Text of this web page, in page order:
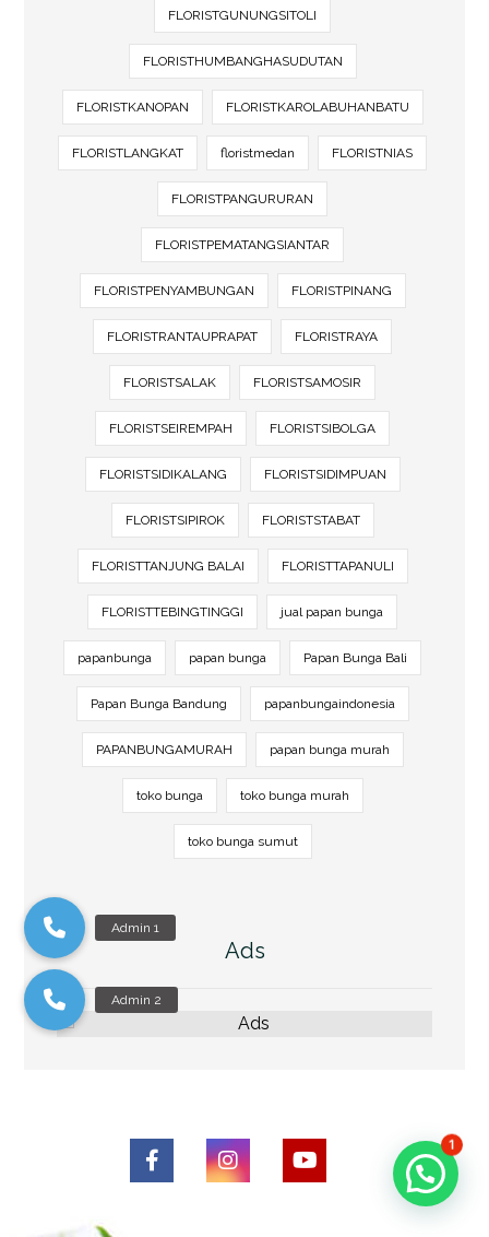
FLORISTGUNUNGSITOLI
FLORISTHUMBANGHASUDUTAN
FLORISTKANOPAN FLORISTKAROLABUHANBATU
FLORISTLANGKAT floristmedan FLORISTNIAS
FLORISTPANGURURAN
FLORISTPEMATANGSIANTAR
FLORISTPENYAMBUNGAN FLORISTPINANG
FLORISTRANTAUPRAPAT FLORISTRAYA
FLORISTSALAK FLORISTSAMOSIR
FLORISTSEIREMPAH FLORISTSIBOLGA
FLORISTSIDIKALANG FLORISTSIDIMPUAN
FLORISTSIPIROK FLORISTSTABAT
FLORISTTANJUNG BALAI FLORISTTAPANULI
FLORISTTEBINGTINGGI jual papan bunga
papanbunga papan bunga Papan Bunga Bali
Papan Bunga Bandung papanbungaindonesia
PAPANBUNGAMURAH papan bunga murah
toko bunga toko bunga murah
toko bunga sumut
Ads
1